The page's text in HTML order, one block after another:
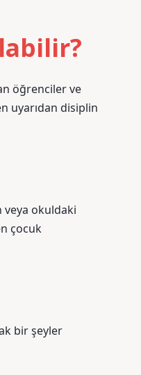
öğrenciler ve
uyarıdan disiplin
veya okuldaki
çocuk
bir şeyler